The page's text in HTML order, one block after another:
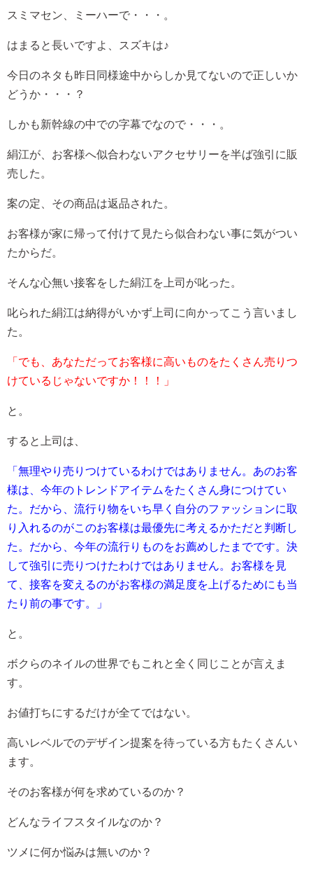
スミマセン、ミーハーで・・・。
はまると長いですよ、スズキは♪
今日のネタも昨日同様途中からしか見てないので正しいか
どうか・・・？
しかも新幹線の中での字幕でなので・・・。
絹江が、お客様へ似合わないアクセサリーを半ば強引に販
売した。
案の定、その商品は返品された。
お客様が家に帰って付けて見たら似合わない事に気がつい
たからだ。
そんな心無い接客をした絹江を上司が叱った。
叱られた絹江は納得がいかず上司に向かってこう言いまし
た。
「でも、あなただってお客様に高いものをたくさん売りつ
けているじゃないですか！！！」
と。
すると上司は、
「無理やり売りつけているわけではありません。あのお客
様は、今年のトレンドアイテムをたくさん身につけてい
た。だから、流行り物をいち早く自分のファッションに取
り入れるのがこのお客様は最優先に考えるかただと判断し
た。だから、今年の流行りものをお薦めしたまでです。決
して強引に売りつけたわけではありません。お客様を見
て、接客を変えるのがお客様の満足度を上げるためにも当
たり前の事です。」
と。
ボクらのネイルの世界でもこれと全く同じことが言えま
す。
お値打ちにするだけが全てではない。
高いレベルでのデザイン提案を待っている方もたくさんい
ます。
そのお客様が何を求めているのか？
どんなライフスタイルなのか？
ツメに何か悩みは無いのか？